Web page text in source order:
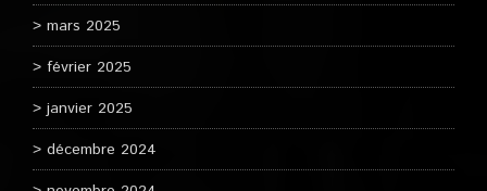
mars 2025
février 2025
janvier 2025
décembre 2024